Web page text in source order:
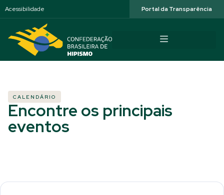
Acessibilidade Portal da Transparência
CALENDÁRIO
Encontre os principais
eventos